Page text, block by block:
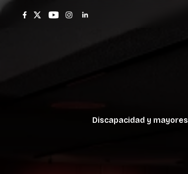
Discapacidad y mayores